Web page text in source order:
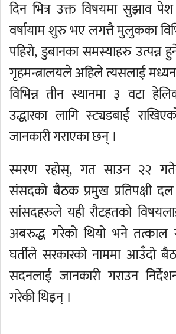
दिन भित्र उक्त विषयमा सुझाव
वर्षायाम शुरु भए लगत्तै मुलुकका
पहिरो, डुबानका समस्याहरु उत्पन्न
गृहमन्त्रालयले अहिले त्यसलाई
विभिन्न तीन स्थानमा ३ वटा
उद्धारका लागि स्ट्यडबाई
जानकारी गराएका छन् ।
स्मरण रहोस्, गत साउन २२
संसदको बैठक प्रमुख प्रतिपक्षी
सांसदहरुले यही रौटहतको
अबरुद्ध गरेको थियो भने
घर्तीले सरकारको नाममा आउँदो
सदनलाई जानकारी गराउन
गरेकी थिइन् ।